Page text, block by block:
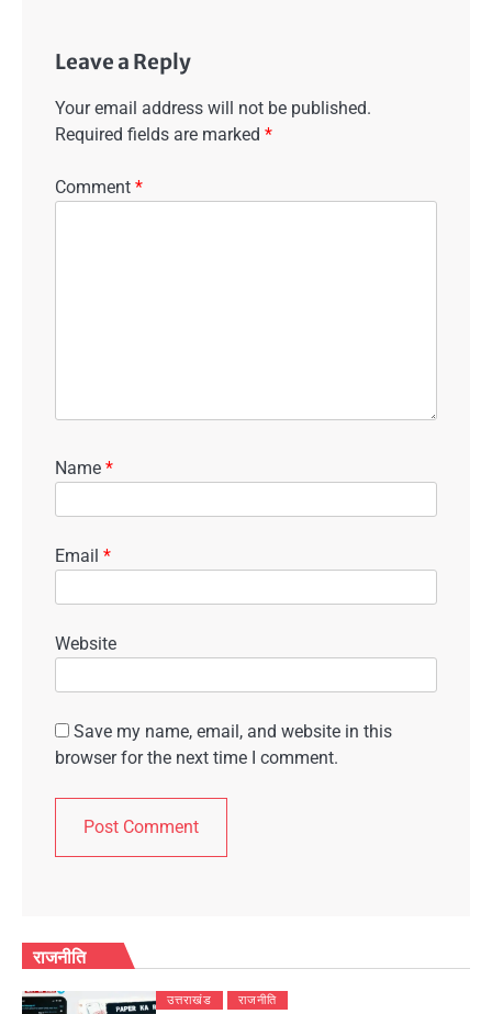
Leave a Reply
Your email address will not be published.
Required fields are marked *
Comment *
Name *
Email *
Website
Save my name, email, and website in this
browser for the next time I comment.
राजनीति
उत्तराखंड राजनीति